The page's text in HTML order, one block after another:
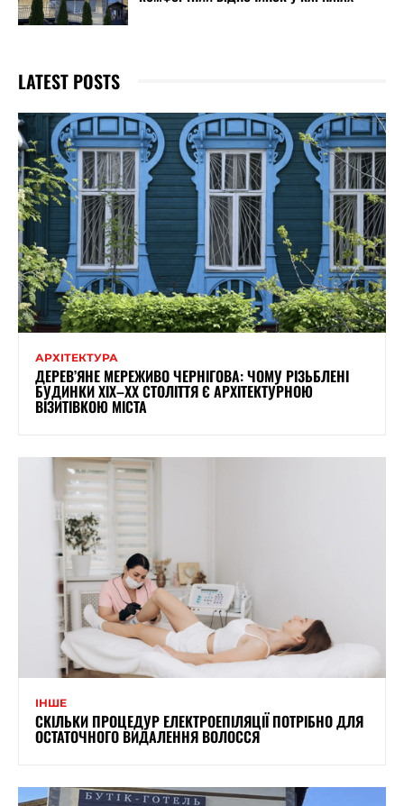
LATEST POSTS
АРХІТЕКТУРА
ДЕРЕВ’ЯНЕ МЕРЕЖИВО ЧЕРНІГОВА: ЧОМУ РІЗЬБЛЕНІ
БУДИНКИ ХІХ–ХХ СТОЛІТТЯ Є АРХІТЕКТУРНОЮ
ВІЗИТІВКОЮ МІСТА
ІНШЕ
СКІЛЬКИ ПРОЦЕДУР ЕЛЕКТРОЕПІЛЯЦІЇ ПОТРІБНО ДЛЯ
ОСТАТОЧНОГО ВИДАЛЕННЯ ВОЛОССЯ